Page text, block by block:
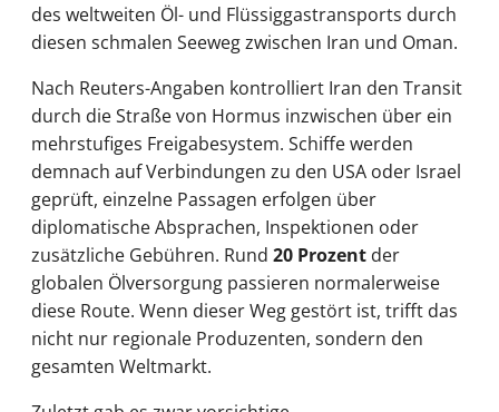
des weltweiten Öl- und Flüssiggastransports durch
diesen schmalen Seeweg zwischen Iran und Oman.
Nach Reuters-Angaben kontrolliert Iran den Transit
durch die Straße von Hormus inzwischen über ein
mehrstufiges Freigabesystem. Schiffe werden
demnach auf Verbindungen zu den USA oder Israel
geprüft, einzelne Passagen erfolgen über
diplomatische Absprachen, Inspektionen oder
zusätzliche Gebühren. Rund 20 Prozent der
globalen Ölversorgung passieren normalerweise
diese Route. Wenn dieser Weg gestört ist, trifft das
nicht nur regionale Produzenten, sondern den
gesamten Weltmarkt.